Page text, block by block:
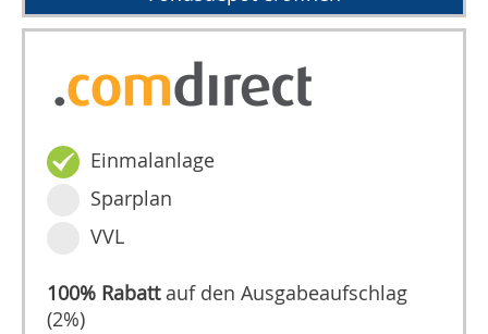
Einmalanlage
Sparplan
VVL
100% Rabattauf den Ausgabeaufschlag
(2%)